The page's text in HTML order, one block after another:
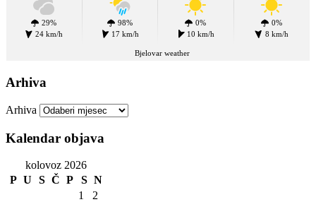
29%
24 km/h
98%
17 km/h
0%
10 km/h
0%
8 km/h
Bjelovar weather
Arhiva
Arhiva
Kalendar objava
kolovoz 2026
P U S Č P S N
1
2